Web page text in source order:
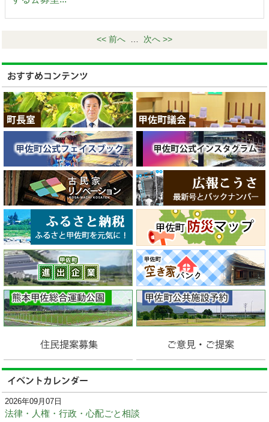
<< 前へ … 次へ >>
2026年09月07日
法律・人権・行政・心配ごと相談